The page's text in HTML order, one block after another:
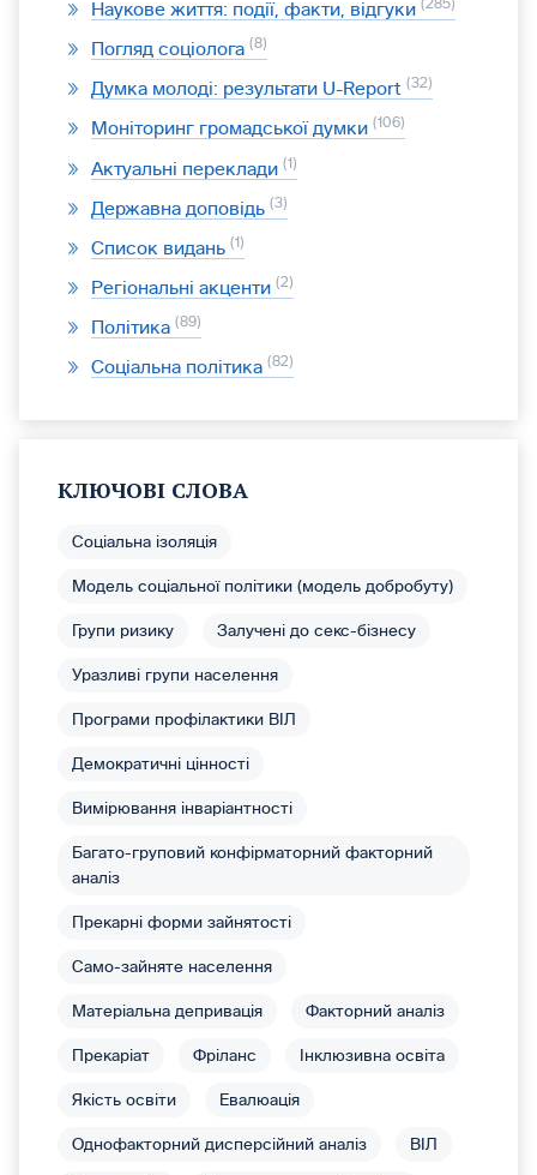
Наукове життя: події, факти, відгуки 285
Погляд соціолога 8
Думка молоді: результати U-Report 32
Моніторинг громадської думки 106
Актуальні переклади 1
Державна доповідь 3
Список видань 1
Регіональні акценти 2
Політика 89
Соціальна політика 82
КЛЮЧОВІ СЛОВА
Соціальна ізоляція
Модель соціальної політики (модель добробуту)
Групи ризику Залучені до секс-бізнесу
Уразливі групи населення
Програми профілактики ВІЛ
Демократичні цінності
Вимірювання інваріантності
Багато-груповий конфірматорний факторний
аналіз
Прекарні форми зайнятості
Само-зайняте населення
Матеріальна депривація Факторний аналіз
Прекаріат Фріланс Інклюзивна освіта
Якість освіти Евалюація
Однофакторний дисперсійний аналіз ВІЛ